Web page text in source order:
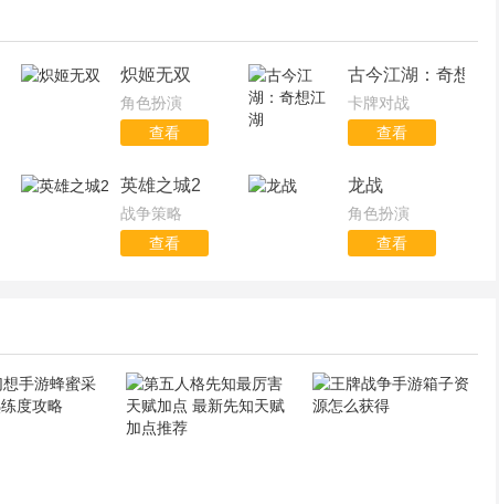
炽姬无双
角色扮演
查看
古今江湖：奇想江湖
卡牌对战
查看
英雄之城2
战争策略
查看
龙战
角色扮演
查看